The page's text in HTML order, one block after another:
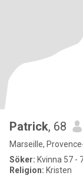
Patrick, 68
Marseille,
Söker: Kvinna 57 -
Religion: Kristen